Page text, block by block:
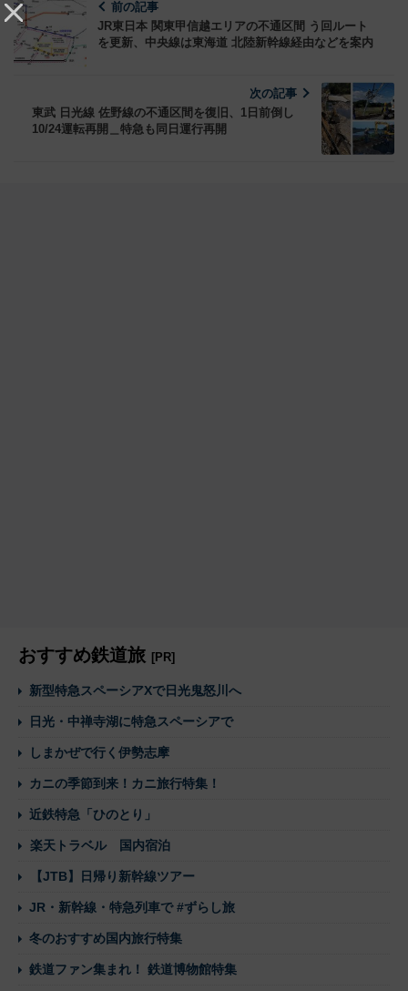
前の記事
JR東日本 関東甲信越エリアの不通区間 う回ルート
を更新、中央線は東海道 北陸新幹線経由などを案内
次の記事
東武 日光線 佐野線の不通区間を復旧、1日前倒し
10/24運転再開＿特急も同日運行再開
おすすめ鉄道旅 [PR]
新型特急スペーシアXで日光鬼怒川へ
日光・中禅寺湖に特急スペーシアで
しまかぜで行く伊勢志摩
カニの季節到来！カニ旅行特集！
近鉄特急「ひのとり」
楽天トラベル 国内宿泊
【JTB】日帰り新幹線ツアー
JR・新幹線・特急列車で #ずらし旅
冬のおすすめ国内旅行特集
鉄道ファン集まれ！ 鉄道博物館特集